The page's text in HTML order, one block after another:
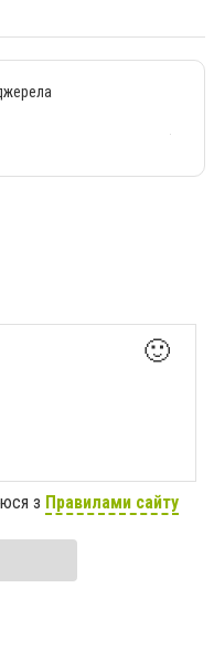
🙂
з Правилами сайту